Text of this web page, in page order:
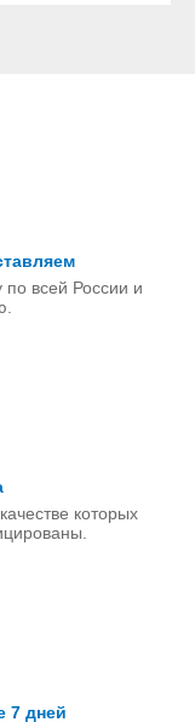
по всей России и
которых
7 дней